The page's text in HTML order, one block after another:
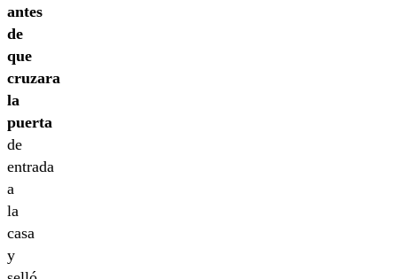
antes
de
que
cruzara
la
puerta
de
entrada
a
la
casa
y